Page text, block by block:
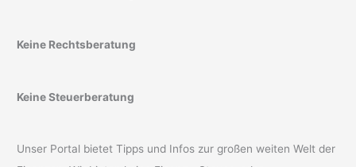
Keine Rechtsberatung
Keine Steuerberatung
Unser Portal bietet Tipps und Infos zur großen weiten Welt der